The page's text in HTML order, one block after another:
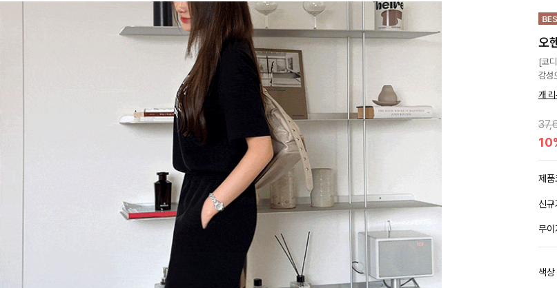
오
[코
감성
개
제품
신
무
색상